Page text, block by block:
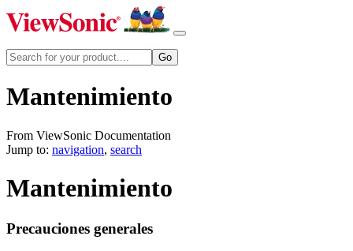
Mantenimiento
From ViewSonic Documentation
Jump to: navigation, search
Mantenimiento
Precauciones generales